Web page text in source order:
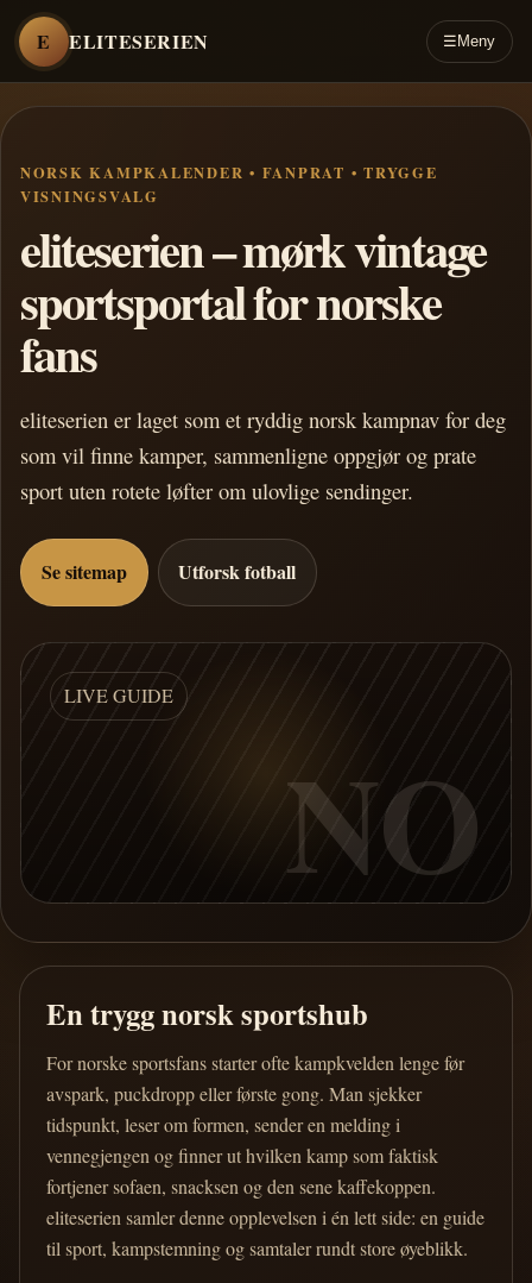
E ELITESERIEN ☰ Meny
NORSK KAMPKALENDER • FANPRAT • TRYGGE
VISNINGSVALG
eliteserien – mørk vintage
sportsportal for norske
fans
eliteserien er laget som et ryddig norsk kampnav for deg
som vil finne kamper, sammenligne oppgjør og prate
sport uten rotete løfter om ulovlige sendinger.
Se sitemap Utforsk fotball
LIVE GUIDE
NO
En trygg norsk sportshub
For norske sportsfans starter ofte kampkvelden lenge før
avspark, puckdropp eller første gong. Man sjekker
tidspunkt, leser om formen, sender en melding i
vennegjengen og finner ut hvilken kamp som faktisk
fortjener sofaen, snacksen og den sene kaffekoppen.
eliteserien samler denne opplevelsen i én lett side: en guide
til sport, kampstemning og samtaler rundt store øyeblikk.